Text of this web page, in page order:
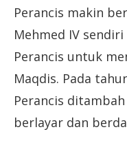
Perancis makin
Mehmed IV
Perancis untuk
Maqdis. Pada
Perancis
berlayar dan